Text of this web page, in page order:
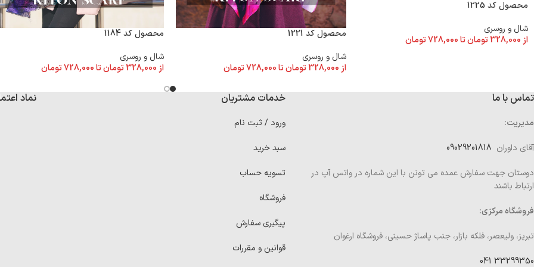
محصول کد 1225
شال و روسری
از 328,000تومانتا728,000تومان
محصول کد 1221
شال و روسری
از 328,000 تومانتا728,000تومان
محصول کد 1184
شال و روسری
از 328,000تومانتا728,000تومان
تماس با ما
مدیریت:
آقای داوران
دوستان جهت سفارش عمده می تونن با این شماره در واتس آپ در
ارتباط باشند
فروشگاه مرکزی:
تبریز، ولیعصر، فلکه بازار، جنب پاساژ حسینی، فروشگاه ارغوان
33299350 041
خدمات مشتریان
ورود / ثبت نام
سبد خرید
تسویه حساب
فروشگاه
پیگیری سفارش
قوانین و مقررات
نماد